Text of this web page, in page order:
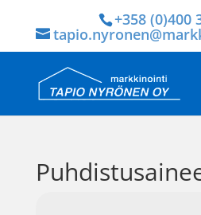
+358 (0)400